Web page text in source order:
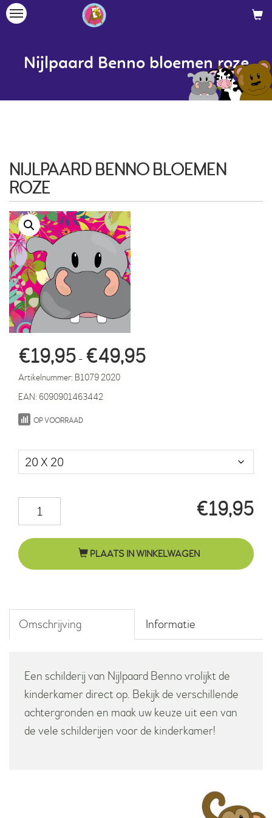
Toggle
Nijlpaard Benno bloemen roze
NIJLPAARD BENNO BLOEMEN
ROZE
€19,95 - €49,95
Artikelnummer: B1079 2020
EAN: 6090901463442
OP VOORRAAD
€19,95
Benno
bloemen
roze
PLAATS IN WINKELWAGEN
Omschrijving Informatie
Een schilderij van Nijlpaard Benno vrolijkt de
kinderkamer direct op. Bekijk de verschillende
achtergronden en maak uw keuze uit een van
de vele schilderijen voor de kinderkamer!